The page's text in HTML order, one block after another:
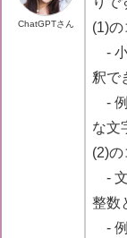
//(2)
    }
;
ChatGPTさん
(1)
- 小
釈で
- 例
な文
(2)
- 文
整数
- 例